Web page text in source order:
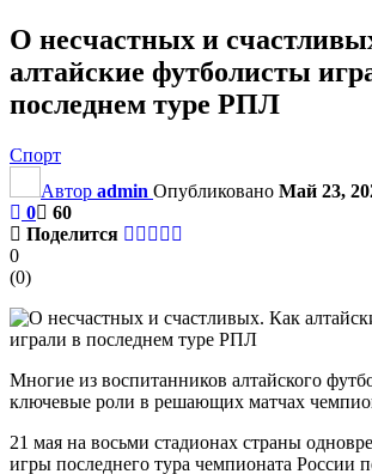
О несчастных и
алтайские футболисты
последнем туре РПЛ
Спорт
Автор admin Опубликовано Май 23,
0
60
Поделится
0
(0)
Многие из воспитанников алтайского
ключевые роли в решающих матчах
21 мая на восьми стадионах страны
игры последнего тура чемпионата России